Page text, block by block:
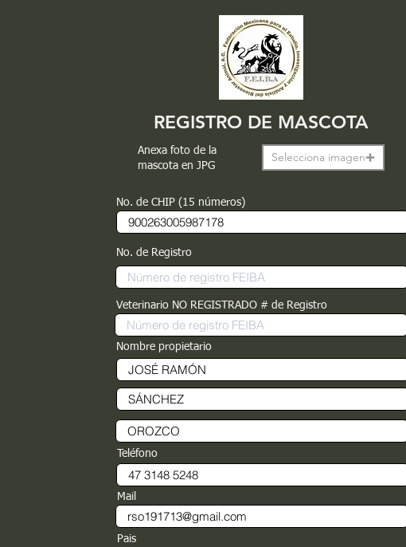
REGISTRO DE MASCOTA
Selecciona imagen
Anexa foto de la
mascota en JPG
No. de CHIP (15 números)
No. de Registro
Veterinario NO REGISTRADO # de Registro
Nombre propietario
Teléfono
Mail
Pais